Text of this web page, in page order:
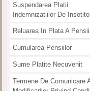
Suspendarea Platii
Indemnizatiilor De
Reluarea In Plata A
Cumularea Pensiilor
Sume Platite Necuvenit
Termene De Comunicare